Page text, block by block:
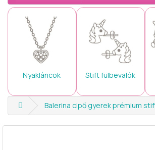
Nyakláncok Stift fülbevalók
Balerina cipő gyerek prémium